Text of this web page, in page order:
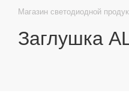
Магазин светодиодной
Заглушка